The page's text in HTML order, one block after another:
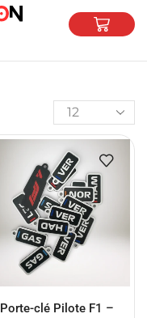
Porte-clé Pilote F1 –